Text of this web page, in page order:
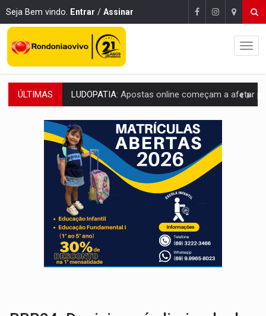
Seja Bem vindo. Entrar / Assinar
ÚLTIMAS REFLORESTAMENTO: Plantar árvores não será mais suficiente para
OVNIS NA LUA:Cientistas alertam para possível base secreta no satélite
ACABOU COM PEUGEOT:Incêndio destrói carro que era rebocado para oficina
VÍDEO: Ladrão é filmado furtando moto na frente do bar
BOLSAS DE PESQUISA: Iniciativa Amazônia+10 lança chamada para fortalecer
MATERIAL: Brasil tem grandes reservas de urânio, mas produz pouco e
VÍDEO: Serpente capturada na fábrica da Coca-Cola é
HOMENAGEM: Cientistas cassados pelo AI-5 se tornam pesquisadores